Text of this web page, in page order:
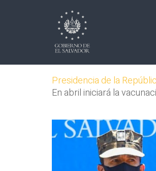
Presidencia de la
En abril iniciará la